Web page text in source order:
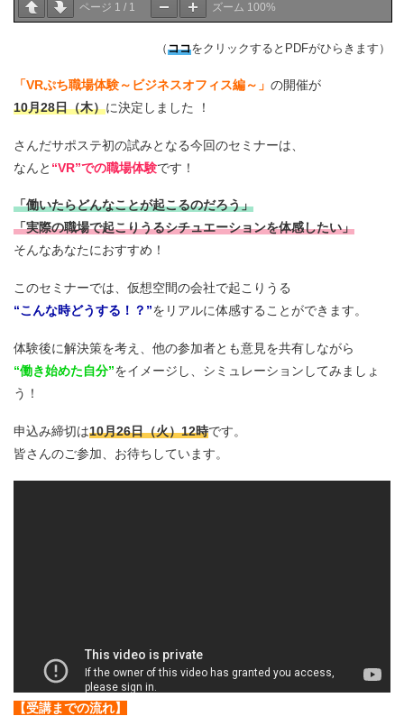
ページ 1 / 1 ズーム 100%
（ココをクリックするとPDFがひらきます）
「VRぷち職場体験～ビジネスオフィス編～」 の開催が
10月28日（木）に決定しました ！
さんだサポステ初の試みとなる今回のセミナーは、
なんと “VR”での職場体験です！
「働いたらどんなことが起こるのだろう」
「実際の職場で起こりうるシチュエーションを体感したい」
そんなあなたにおすすめ！
このセミナーでは、仮想空間の会社で起こりうる
“こんな時どうする！？”をリアルに体感することができます。
体験後に解決策を考え、他の参加者とも意見を共有しながら
“働き始めた自分”をイメージし、シミュレーションしてみましょ
う！
申込み締切は10月26日（火）12時です。
皆さんのご参加、お待ちしています。
【受講までの流れ】